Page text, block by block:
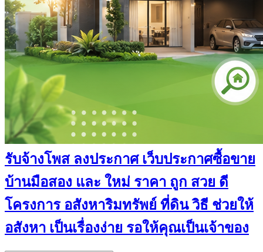
รับจ้างโพส ลงประกาศ เว็บประกาศซื้อขาย
บ้านมือสอง และ ใหม่ ราคา ถูก สวย ดี
โครงการ อสังหาริมทรัพย์ ที่ดิน วิธี ช่วยให้
อสังหา เป็นเรื่องง่าย รอให้คุณเป็นเจ้าของ